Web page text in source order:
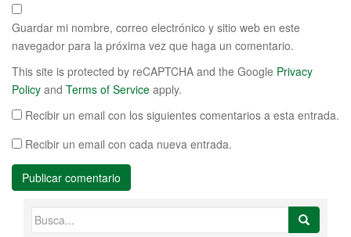
Guardar mi nombre, correo electrónico y sitio web en este
navegador para la próxima vez que haga un comentario.
This site is protected by reCAPTCHA and the Google Privacy
Policy and Terms of Service apply.
Recibir un email con los siguientes comentarios a esta entrada.
Recibir un email con cada nueva entrada.
Buscar: